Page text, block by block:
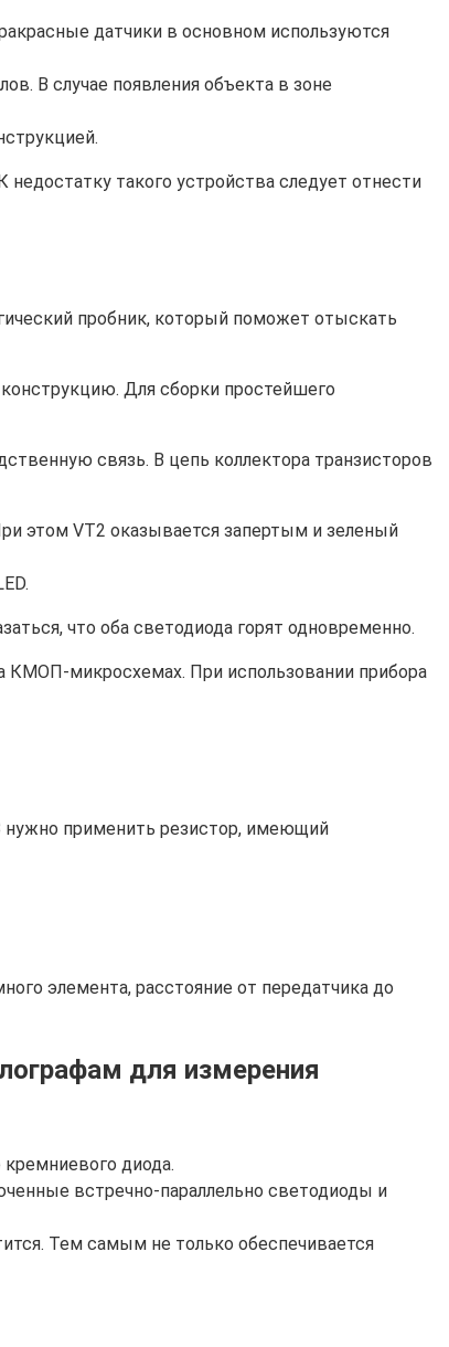
датчики в основном используются
В случае появления объекта в зоне
такого устройства следует отнести
пробник, который поможет отыскать
Для сборки простейшего
связь. В цепь коллектора транзисторов
этом VT2 оказывается запертым и зеленый
что оба светодиода горят одновременно.
КМОП-микросхемах. При использовании прибора
нужно применить резистор, имеющий
элемента, расстояние от передатчика до
для измерения
диода.
встречно-параллельно светодиоды и
Тем самым не только обеспечивается